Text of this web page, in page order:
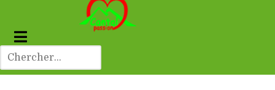
Dernier résultat